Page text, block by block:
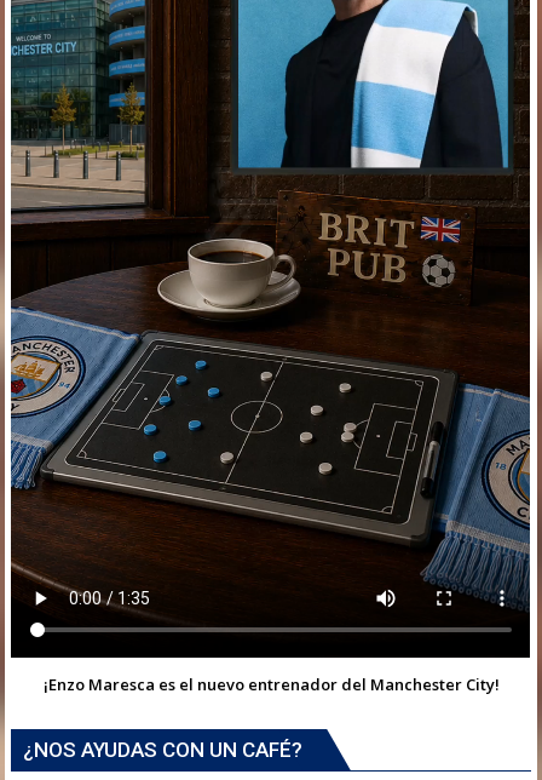
¡Enzo Maresca es el nuevo entrenador del Manchester City!
¿NOS AYUDAS CON UN CAFÉ?